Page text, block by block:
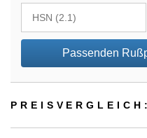
Passenden
PREIS­VER­GLEICH: